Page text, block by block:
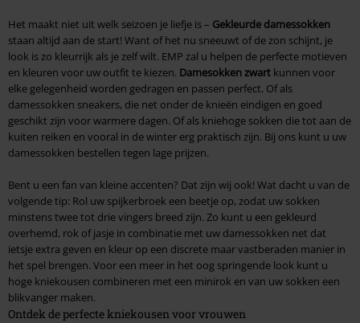
Het maakt niet uit welk seizoen je liefje is – Gekleurde damessokken
staan altijd aan de start! Want of het nu sneeuwt of de zon schijnt, je
look is zo kleurrijk als je zelf wilt. EMP zal u helpen de perfecte motieven
en kleuren voor uw outfit te kiezen. Damesokken zwart kunnen voor
elke gelegenheid worden gedragen en passen perfect. Of als
damessokken sneakers, die net onder de knieën eindigen en goed
geschikt zijn voor warmere dagen. Of als kniehoge sokken die tot aan de
kuiten reiken en vooral in de winter erg praktisch zijn. Bij ons kunt u uw
damessokken bestellen tegen lage prijzen.
Bent u een fan van kleine accenten? Dat zijn wij ook! Wat dacht u van de
volgende tip: Rol uw spijkerbroek een beetje op, zodat uw sokken
minstens twee tot drie vingers breed zijn. Zo kunt u een gekleurd
overhemd, rok of jasje in combinatie met uw damessokken net dat
ietsje extra geven en kleur op een discrete maar vastberaden manier in
het spel brengen. Voor een meer in het oog springende look kunt u
hoge kniekousen combineren met een minirok en van uw sokken een
blikvanger maken.
Ontdek de perfecte kniekousen voor vrouwen